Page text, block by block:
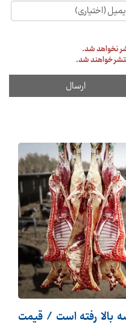
نخواهد شد.
خواهند شد.
بالا رفته است / قیمت